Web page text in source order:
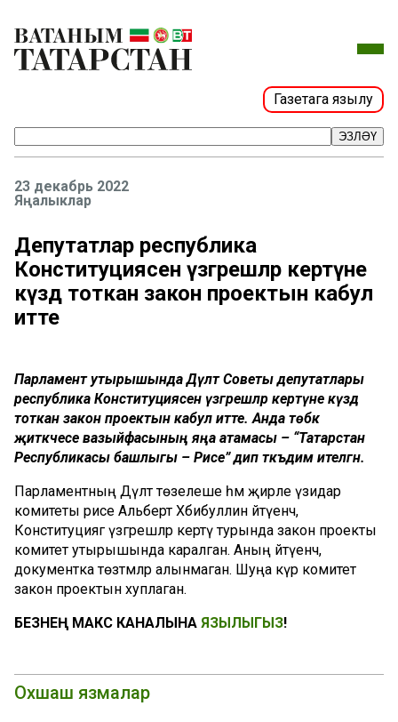
Газетага язылу
ЭЗЛӘҮ
23 декабрь 2022
Яңалыклар
Депутатлар республика
Конституциясенә үзгәрешләр кертүне
күздә тоткан закон проектын кабул
итте
Парламент утырышында Дәүләт Советы депутатлары
республика Конституциясенә үзгәрешләр кертүне күздә
тоткан закон проектын кабул итте. Анда төбәк
җитәкчесе вазыйфасының яңа атамасы – “Татарстан
Республикасы башлыгы – Рәисе” дип тәкъдим ителгән.
Парламентның Дәүләт төзелеше һәм җирле үзидарә
комитеты рәисе Альберт Хәбибуллин әйтүенчә,
Конституциягә үзгәрешләр кертү турында закон проекты
комитет утырышында каралган. Аның әйтүенчә,
документка төзәтмәләр алынмаган. Шуңа күрә комитет
закон проектын хуплаган.
БЕЗНЕҢ МАКС КАНАЛЫНА ЯЗЫЛЫГЫЗ!
Охшаш язмалар